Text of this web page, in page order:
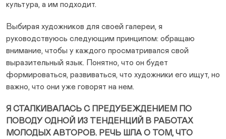
культура, а им подходит.
Выбирая художников для своей галереи, я
руководствуюсь следующим принципом: обращаю
внимание, чтобы у каждого просматривался свой
выразительный язык. Понятно, что он будет
формироваться, развиваться, что художники его ищут, но
важно, что они уже говорят на нем.
Я СТАЛКИВАЛАСЬ С ПРЕДУБЕЖДЕНИЕМ ПО
ПОВОДУ ОДНОЙ ИЗ ТЕНДЕНЦИЙ В РАБОТАХ
МОЛОДЫХ АВТОРОВ. РЕЧЬ ШЛА О ТОМ, ЧТО